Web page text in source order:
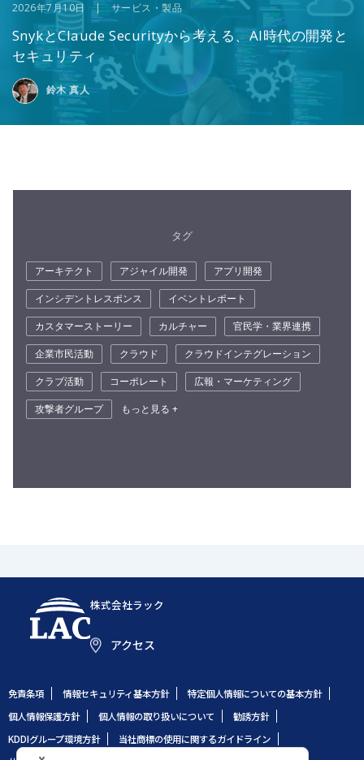
2026年7月10日 | サービス・製品
SnykとClaude Securityから考える、AI時代の開発と
セキュリティ
鈴木 真人
タグ
アーキテクト アジャイル開発
アプリ開発
インシデントレスポンス
イベントレポート
カスタマーストーリー
カルチャー
官民学・業界連携
企業市民活動
クラウド
クラウドインテグレーション
クラブ活動
コーポレート
広報・マーケティング
攻撃者グループ
もっと見る +
株式会社ラック
アクセス
免責条項 情報セキュリティ基本方針
特定個人情報についての基本方針
個人情報保護方針
個人情報の取り扱いについて
勧誘方針
KDDIグループ環境方針
当社商標の使用に関するガイドライン